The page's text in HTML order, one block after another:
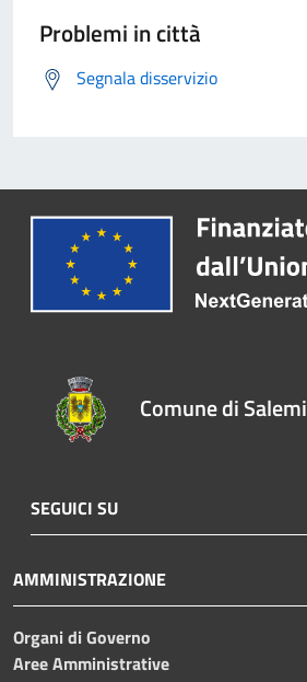
Problemi in città
Segnala disservizio
Comune di Salemi
SEGUICI SU
AMMINISTRAZIONE
Organi di Governo
Aree Amministrative